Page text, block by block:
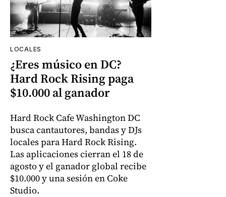
LOCALES
¿Eres músico en DC?
Hard Rock Rising paga
$10.000 al ganador
Hard Rock Cafe Washington DC
busca cantautores, bandas y DJs
locales para Hard Rock Rising.
Las aplicaciones cierran el 18 de
agosto y el ganador global recibe
$10.000 y una sesión en Coke
Studio.